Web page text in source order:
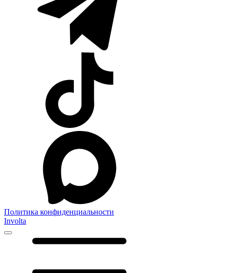
Политика конфиденциальности
Involta